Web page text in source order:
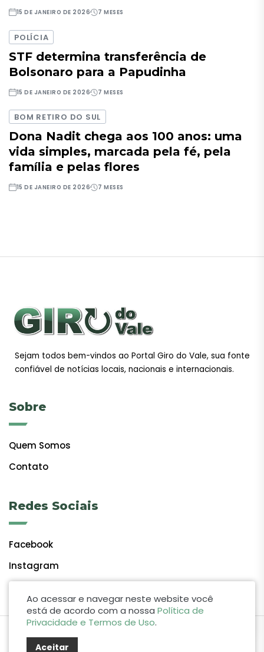
15 DE JANEIRO DE 2026 7 MESES
POLÍCIA
STF determina transferência de
Bolsonaro para a Papudinha
15 DE JANEIRO DE 2026 7 MESES
BOM RETIRO DO SUL
Dona Nadit chega aos 100 anos: uma
vida simples, marcada pela fé, pela
família e pelas flores
15 DE JANEIRO DE 2026 7 MESES
Sejam todos bem-vindos ao Portal Giro do Vale, sua fonte
confiável de notícias locais, nacionais e internacionais.
Sobre
Quem Somos
Contato
Redes Sociais
Facebook
Instagram
Ao acessar e navegar neste website você
está de acordo com a nossa Política de
Privacidade e Termos de Uso.
Aceitar